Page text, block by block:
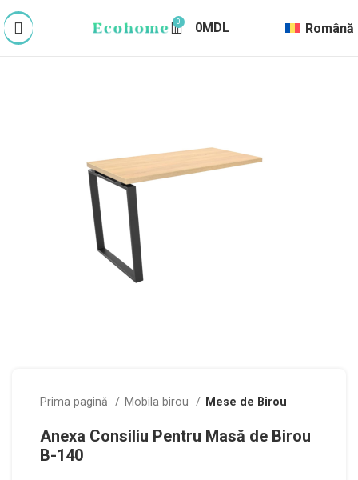
0 0MDL Română
Prima pagină Mobila birou Mese de Birou
Anexa Consiliu Pentru Masă de Birou
B-140